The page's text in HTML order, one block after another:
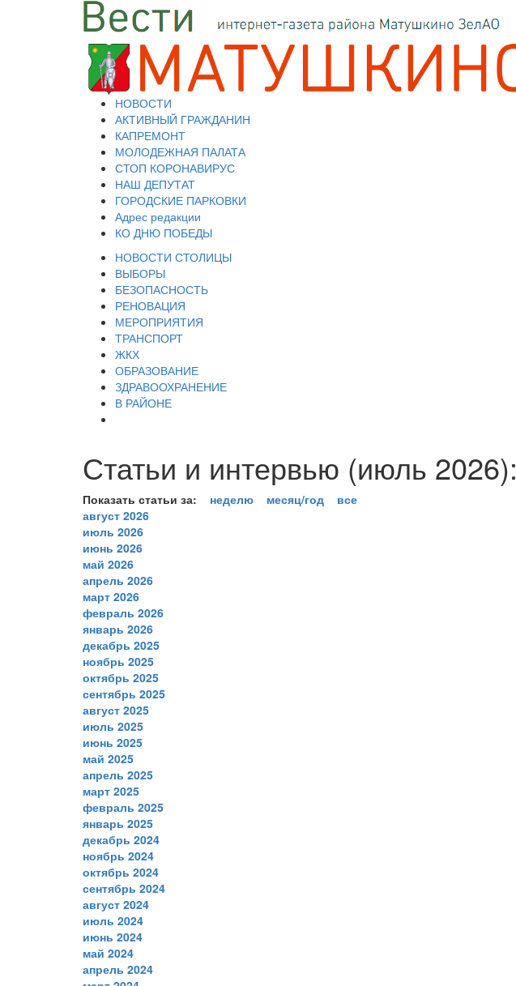
НОВОСТИ
АКТИВНЫЙ ГРАЖДАНИН
КАПРЕМОНТ
МОЛОДЕЖНАЯ ПАЛАТА
СТОП КОРОНАВИРУС
НАШ ДЕПУТАТ
ГОРОДСКИЕ ПАРКОВКИ
Адрес редакции
КО ДНЮ ПОБЕДЫ
НОВОСТИ СТОЛИЦЫ
ВЫБОРЫ
БЕЗОПАСНОСТЬ
РЕНОВАЦИЯ
МЕРОПРИЯТИЯ
ТРАНСПОРТ
ЖКХ
ОБРАЗОВАНИЕ
ЗДРАВООХРАНЕНИЕ
В РАЙОНЕ
Статьи и интервью (июль 2026):
Показать статьи за: неделю месяц/год
все
август 2026
июль 2026
июнь 2026
май 2026
апрель 2026
март 2026
февраль 2026
январь 2026
декабрь 2025
ноябрь 2025
октябрь 2025
сентябрь 2025
август 2025
июль 2025
июнь 2025
май 2025
апрель 2025
март 2025
февраль 2025
январь 2025
декабрь 2024
ноябрь 2024
октябрь 2024
сентябрь 2024
август 2024
июль 2024
июнь 2024
май 2024
апрель 2024